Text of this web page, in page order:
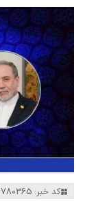
کد خبر: 780365